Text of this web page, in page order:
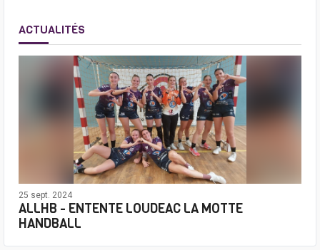
ACTUALITÉS
25 sept. 2024
ALLHB - ENTENTE LOUDEAC LA MOTTE
HANDBALL